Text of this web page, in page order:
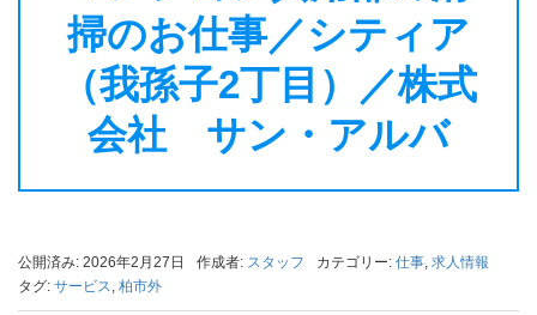
掃のお仕事／シティア
（我孫子2丁目）／株式
会社 サン・アルバ
公開済み: 2026年2月27日 作成者: スタッフ カテゴリー: 仕事, 求人情報
タグ: サービス, 柏市外